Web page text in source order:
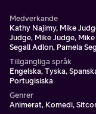
Medverkande
Kathy Najimy, Mike
Judge, Mike Judge,
Segall Adlon, Pamela
Tillgängliga språk
Engelska, Tyska,
Portugisiska
Genrer
Animerat, Komedi,